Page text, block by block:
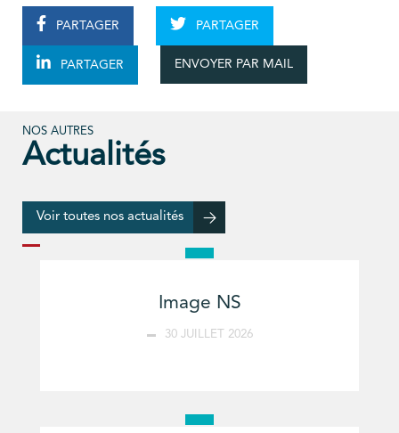
PARTAGER PARTAGER
PARTAGER ENVOYER PAR MAIL
NOS AUTRES
Actualités
Voir toutes nos actualités
Image NS
30 JUILLET 2026